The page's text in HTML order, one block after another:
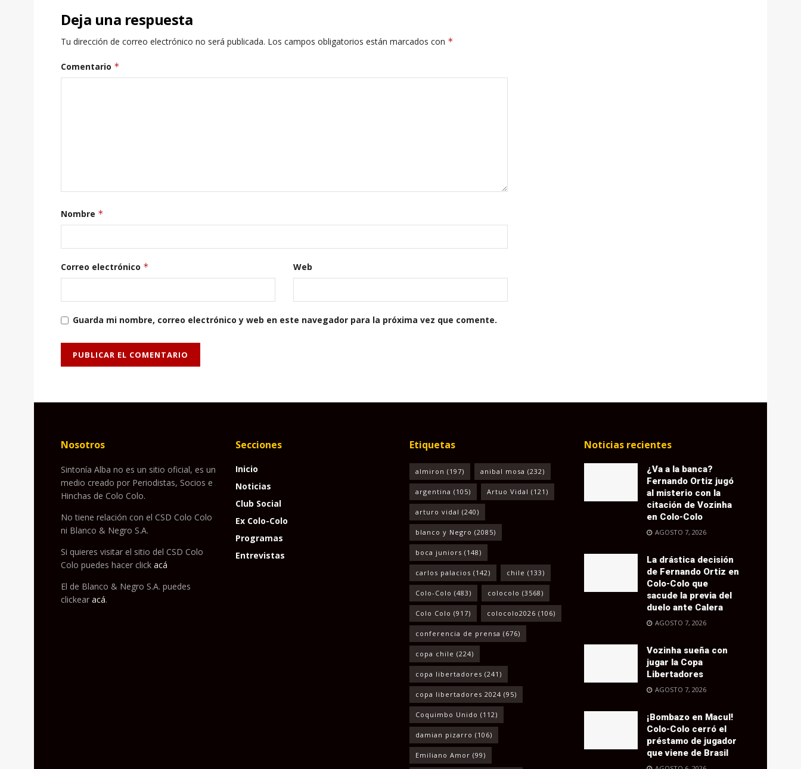
Deja una respuesta
Tu dirección de correo electrónico no será publicada. Los campos obligatorios están marcados con *
Comentario *
Nombre *
Correo electrónico * Web
Guarda mi nombre, correo electrónico y web en este navegador para la próxima vez que comente.
Nosotros
Sintonía Alba no es un sitio oficial, es un
medio creado por Periodistas, Socios e
Hinchas de Colo Colo.
No tiene relación con el CSD Colo Colo
ni Blanco & Negro S.A.
Si quieres visitar el sitio del CSD Colo
Colo puedes hacer click acá
El de Blanco & Negro S.A. puedes
clickear acá.
Secciones
Inicio
Noticias
Club Social
Ex Colo-Colo
Programas
Entrevistas
Etiquetas
almiron (197) anibal mosa (232)
argentina (105) Artuo Vidal (121)
arturo vidal (240)
blanco y Negro (2085)
boca juniors (148)
carlos palacios (142) chile (133)
Colo-Colo (483) colocolo (3568)
Colo Colo (917) colocolo2026 (106)
conferencia de prensa (676)
copa chile (224)
copa libertadores (241)
copa libertadores 2024 (95)
Coquimbo Unido (112)
damian pizarro (106)
Emiliano Amor (99)
Noticias recientes
¿Va a la banca?
Fernando Ortiz jugó
al misterio con la
citación de Vozinha
en Colo-Colo
AGOSTO 7, 2026
La drástica decisión
de Fernando Ortiz en
Colo-Colo que
sacude la previa del
duelo ante Calera
AGOSTO 7, 2026
Vozinha sueña con
jugar la Copa
Libertadores
AGOSTO 7, 2026
¡Bombazo en Macul!
Colo-Colo cerró el
préstamo de jugador
que viene de Brasil